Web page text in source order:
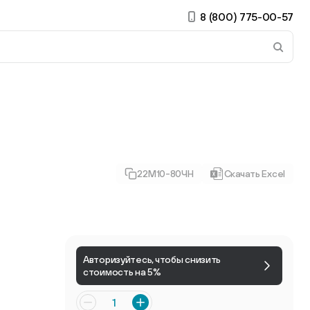
8 (800) 775-00-57
22М10-80ЧН Скачать Excel
Авторизуйтесь, чтобы снизить
стоимость на 5%
Есть учётная запись?